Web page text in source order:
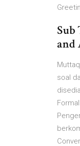
Sub
and
soal